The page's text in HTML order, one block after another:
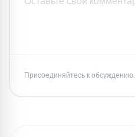
Присоединяйтесь к